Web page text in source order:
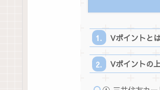
Vポイントと
Vポイントの